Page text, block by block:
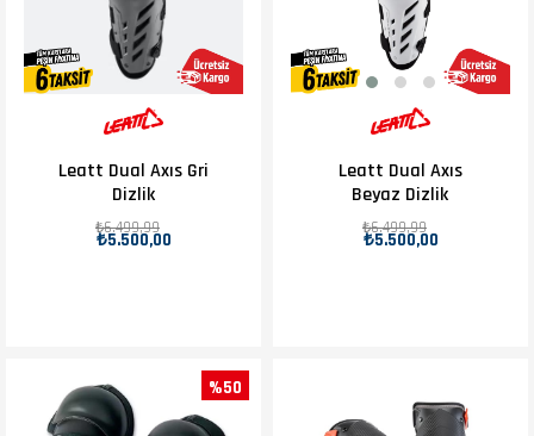
Leatt Dual Axıs Gri
Dizlik
₺5.500,00
₺6.499,99
Leatt Dual Axıs
Beyaz Dizlik
₺5.500,00
₺6.499,99
%50